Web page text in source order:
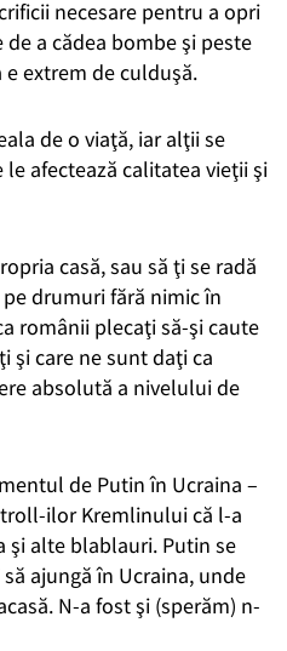
necesare pentru a opri
a cădea bombe şi peste
e extrem de culduşă.
de o viaţă, iar alţii se
le afectează calitatea vieţii şi
casă, sau să ţi se radă
drumuri fără nimic în
românii plecaţi să-şi caute
şi care ne sunt daţi ca
absolută a nivelului de
de Putin în Ucraina –
ilor Kremlinului că l-a
şi alte blablauri. Putin se
ajungă în Ucraina, unde
N-a fost şi (sperăm) n-